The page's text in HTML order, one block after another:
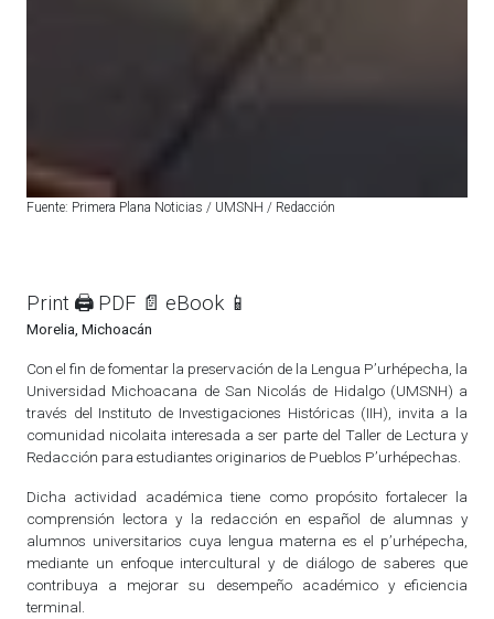
Fuente: Primera Plana Noticias / UMSNH / Redacción
Print 🖨 PDF 📄 eBook 📱
Morelia, Michoacán
Con el fin de fomentar la preservación de la Lengua P’urhépecha, la
Universidad Michoacana de San Nicolás de Hidalgo (UMSNH) a
través del Instituto de Investigaciones Históricas (IIH), invita a la
comunidad nicolaita interesada a ser parte del Taller de Lectura y
Redacción para estudiantes originarios de Pueblos P’urhépechas.
Dicha actividad académica tiene como propósito fortalecer la
comprensión lectora y la redacción en español de alumnas y
alumnos universitarios cuya lengua materna es el p’urhépecha,
mediante un enfoque intercultural y de diálogo de saberes que
contribuya a mejorar su desempeño académico y eficiencia
terminal.